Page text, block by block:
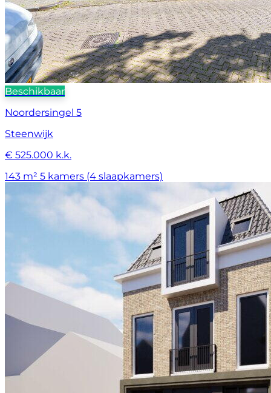
Beschikbaar
Noordersingel 5
Steenwijk
€ 525.000 k.k.
143 m² 5 kamers (4 slaapkamers)